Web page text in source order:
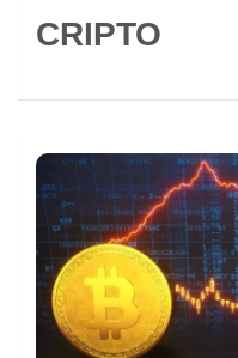
CRIPTO